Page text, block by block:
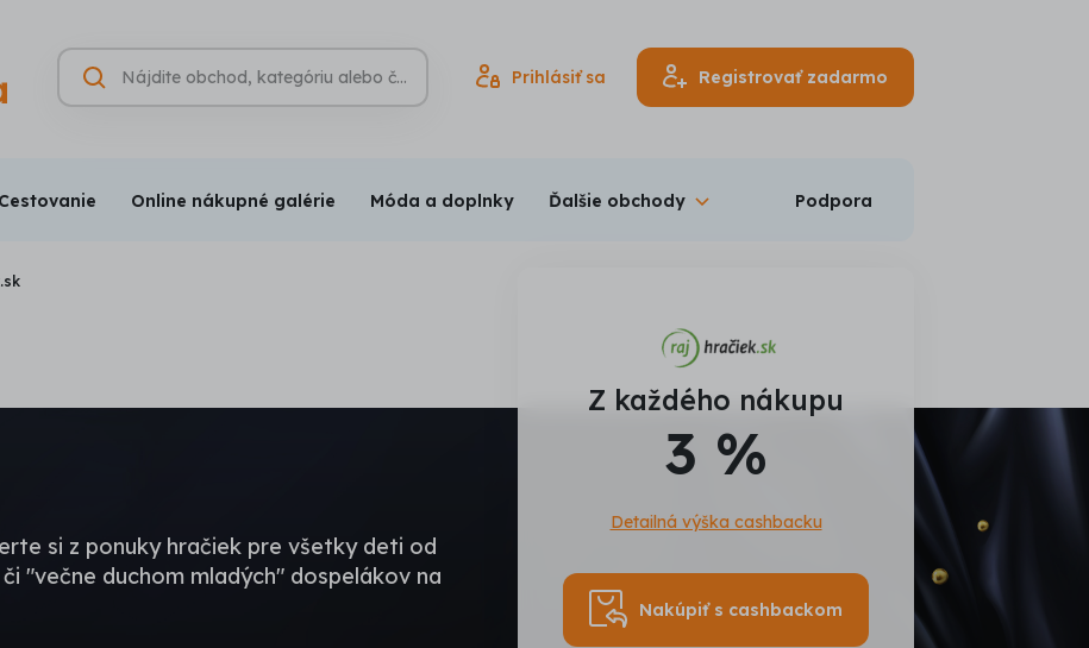
Vyhľadávanie
Hľadať Prihlásiť sa Registrovať zadarmo
Cestovanie Online nákupné galérie Móda a doplnky Ďalšie obchody Podpora
si z ponuky hračiek pre všetky deti od
"večne duchom mladých" dospelákov na
Z každého nákupu
3 %
Detailná výška cashbacku
Nakúpiť s cashbackom